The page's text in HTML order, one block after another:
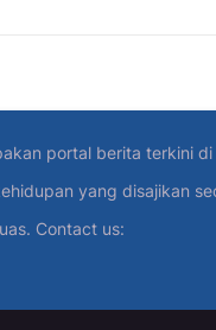
portal berita terkini di
yang disajikan
Contact us: